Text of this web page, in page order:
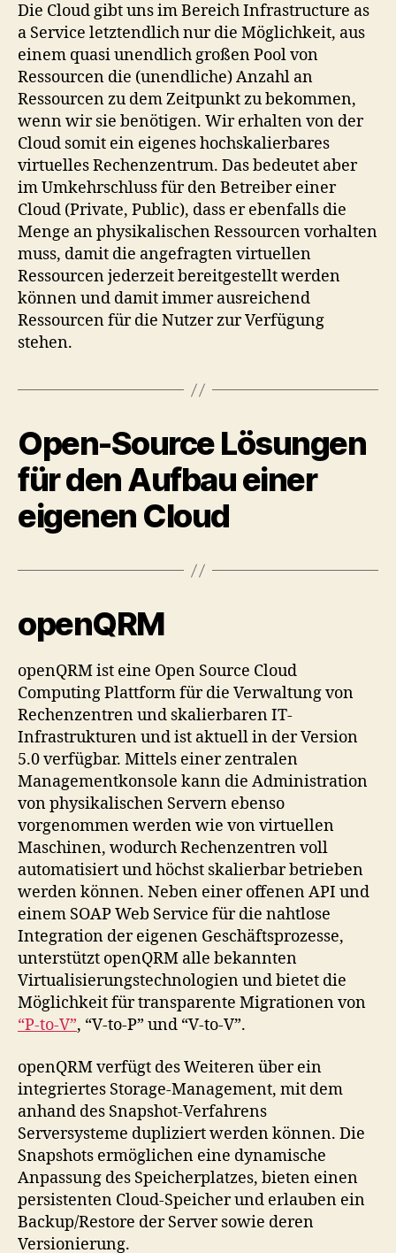
Die Cloud gibt uns im Bereich Infrastructure as
a Service letztendlich nur die Möglichkeit, aus
einem quasi unendlich großen Pool von
Ressourcen die (unendliche) Anzahl an
Ressourcen zu dem Zeitpunkt zu bekommen,
wenn wir sie benötigen. Wir erhalten von der
Cloud somit ein eigenes hochskalierbares
virtuelles Rechenzentrum. Das bedeutet aber
im Umkehrschluss für den Betreiber einer
Cloud (Private, Public), dass er ebenfalls die
Menge an physikalischen Ressourcen vorhalten
muss, damit die angefragten virtuellen
Ressourcen jederzeit bereitgestellt werden
können und damit immer ausreichend
Ressourcen für die Nutzer zur Verfügung
stehen.
Open-Source Lösungen
für den Aufbau einer
eigenen Cloud
openQRM
openQRM ist eine Open Source Cloud
Computing Plattform für die Verwaltung von
Rechenzentren und skalierbaren IT-
Infrastrukturen und ist aktuell in der Version
5.0 verfügbar. Mittels einer zentralen
Managementkonsole kann die Administration
von physikalischen Servern ebenso
vorgenommen werden wie von virtuellen
Maschinen, wodurch Rechenzentren voll
automatisiert und höchst skalierbar betrieben
werden können. Neben einer offenen API und
einem SOAP Web Service für die nahtlose
Integration der eigenen Geschäftsprozesse,
unterstützt openQRM alle bekannten
Virtualisierungstechnologien und bietet die
Möglichkeit für transparente Migrationen von
“P-to-V”, “V-to-P” und “V-to-V”.
openQRM verfügt des Weiteren über ein
integriertes Storage-Management, mit dem
anhand des Snapshot-Verfahrens
Serversysteme dupliziert werden können. Die
Snapshots ermöglichen eine dynamische
Anpassung des Speicherplatzes, bieten einen
persistenten Cloud-Speicher und erlauben ein
Backup/Restore der Server sowie deren
Versionierung.